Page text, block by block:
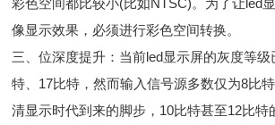
像显示效果，必须进行彩色空间转换。
三、位深度提升：当前led显示屏的灰度等级
特、17比特，然而输入信号源多数仅为8比
清显示时代到来的脚步，10比特甚至12比特